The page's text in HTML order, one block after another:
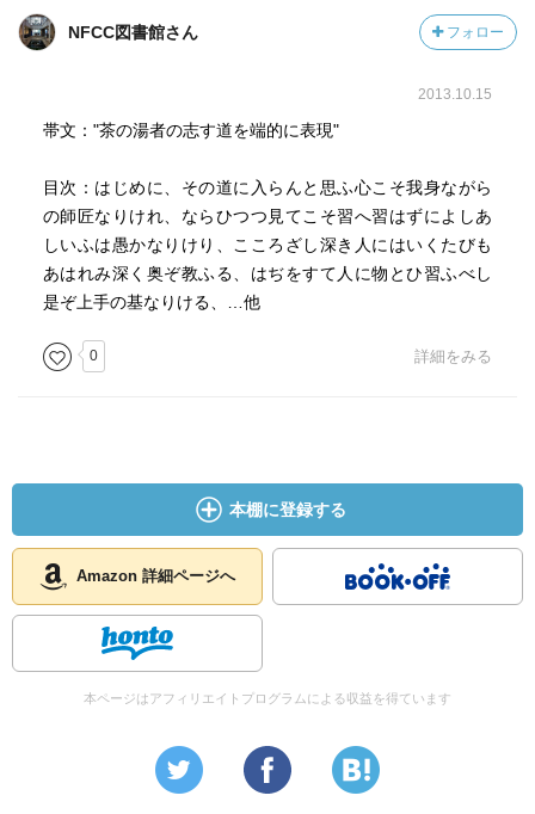
NFCC図書館さん フォロー
2013.10.15
帯文："茶の湯者の志す道を端的に表現"
目次：はじめに、その道に入らんと思ふ心こそ我身ながら
の師匠なりけれ、ならひつつ見てこそ習へ習はずによしあ
しいふは愚かなりけり、こころざし深き人にはいくたびも
あはれみ深く奥ぞ教ふる、はぢをすて人に物とひ習ふべし
是ぞ上手の基なりける、…他
0 詳細をみる
本棚に登録する
Amazon 詳細ページへ
本ページはアフィリエイトプログラムによる収益を得ています